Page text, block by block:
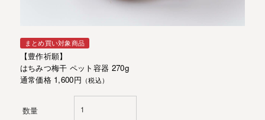
まとめ買い対象商品
【豊作祈願】
はちみつ梅干 ペット容器 270g
通常価格 1,600円 （税込）
数量